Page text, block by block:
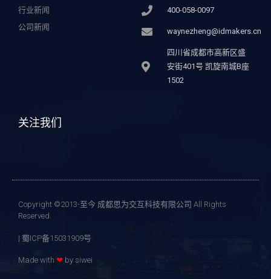
行业新闻
公司新闻
400-058-0097
waynezheng@idmakers.cn
四川省成都市高新区盛
安街401号 凯旋南城B座
1502
关注我们
Copyright ©2013-至今 成都思为交互科技有限公司 All Rights
Reserved.
| 蜀ICP备15031909号
Made with ❤ by siwei